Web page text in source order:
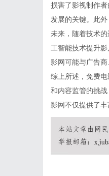
损害了影视制作
发展的关键。此
未来，随着技术
工智能技术提升
影网可能与广告
综上所述，免费
和内容监管的挑
影网不仅提供了